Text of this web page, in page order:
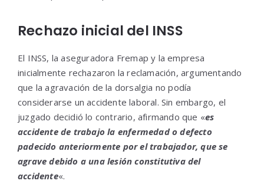
Rechazo inicial del INSS
El INSS, la aseguradora Fremap y la empresa
inicialmente rechazaron la reclamación, argumentando
que la agravación de la dorsalgia no podía
considerarse un accidente laboral. Sin embargo, el
juzgado decidió lo contrario, afirmando que «es
accidente de trabajo la enfermedad o defecto
padecido anteriormente por el trabajador, que se
agrave debido a una lesión constitutiva del
accidente«.